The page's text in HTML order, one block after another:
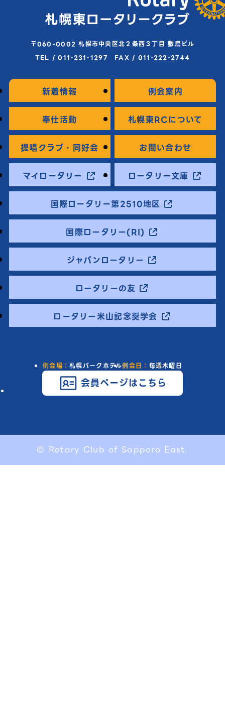
〒060-0002 札幌市中央区北２条西３丁目 敷島ビル
TEL / 011-231-1297 FAX / 011-222-2744
新着情報 例会案内
奉仕活動 札幌東RCについて
提唱クラブ・同好会 お問い合わせ
マイロータリー ロータリー文庫
国際ロータリー第2510地区
国際ロータリー(RI)
ジャパンロータリー
ロータリーの友
ロータリー米山記念奨学会
例会場：札幌パークホテル例会日： 毎週木曜日
会員ページはこちら
© Rotary Club of Sapporo East.